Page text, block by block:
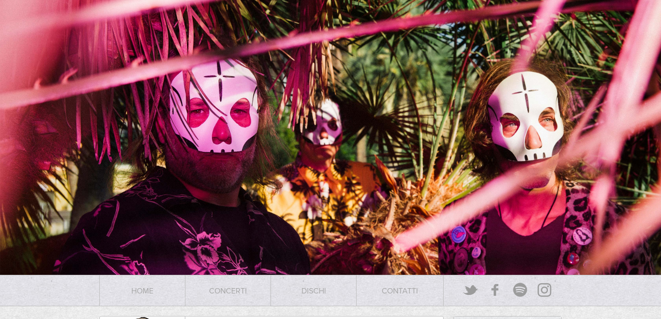
HOME CONCERTI DISCHI CONTATTI